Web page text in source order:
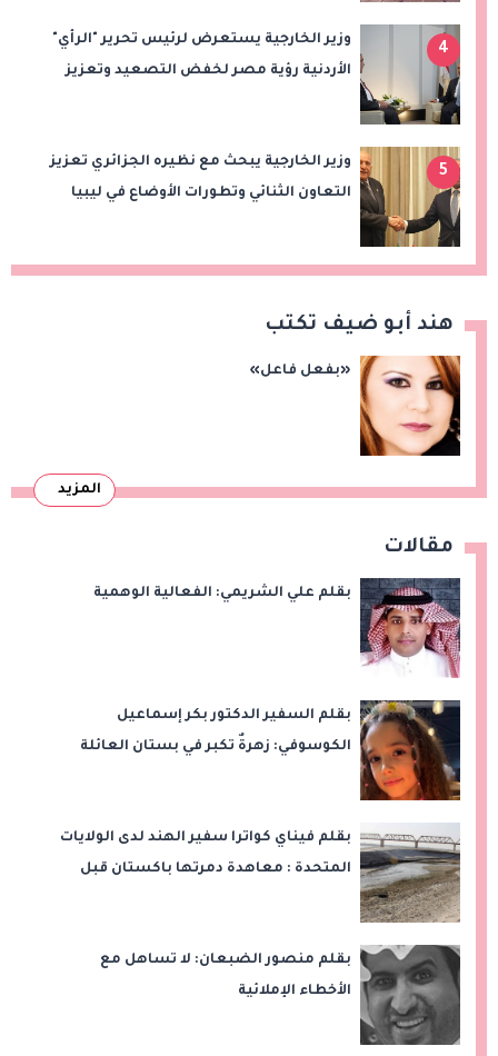
4
وزير الخارجية يستعرض لرئيس تحرير "الرأي"
الأردنية رؤية مصر لخفض التصعيد وتعزيز
5
وزير الخارجية يبحث مع نظيره الجزائري تعزيز
التعاون الثنائي وتطورات الأوضاع في ليبيا
هند أبو ضيف تكتب
«بفعل فاعل»
المزيد
مقالات
بقلم علي الشريمي: الفعالية الوهمية
بقلم السفير الدكتور بكر إسماعيل
الكوسوفي: زهرةٌ تكبر في بستان العائلة
بقلم فيناي كواترا سفير الهند لدى الولايات
المتحدة : معاهدة دمرتها باكستان قبل
بقلم منصور الضبعان: لا تساهل مع
الأخطاء الإملائية